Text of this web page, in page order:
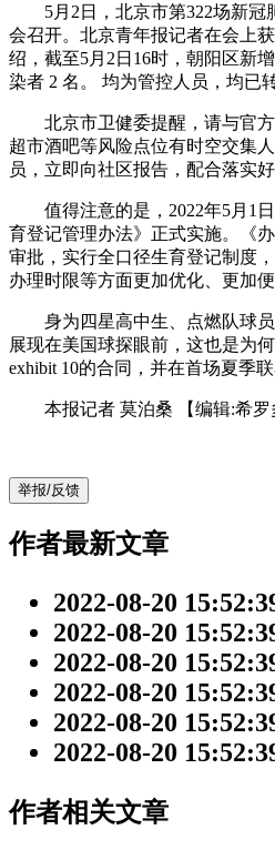
5月2日，北京市第322场新冠
会召开。北京青年报记者在会上
绍，截至5月2日16时，朝阳区新
染者 2 名。 均为管控人员，均已
北京市卫健委提醒，请与官方
超市酒吧等风险点位有时空交集
员，立即向社区报告，配合落实
值得注意的是，2022年5月1日
育登记管理办法》正式实施。《
审批，实行全口径生育登记制度
办理时限等方面更加优化、更加便
身为四星高中生、点燃队球员
展现在美国球探眼前，这也是为
exhibit 10的合同，并在首场夏季
本报记者 莫泊桑 【编辑:希罗
举报/反馈
作者最新文章
2022-08-20
2022-08-20
2022-08-20
2022-08-20
2022-08-20
2022-08-20
作者相关文章